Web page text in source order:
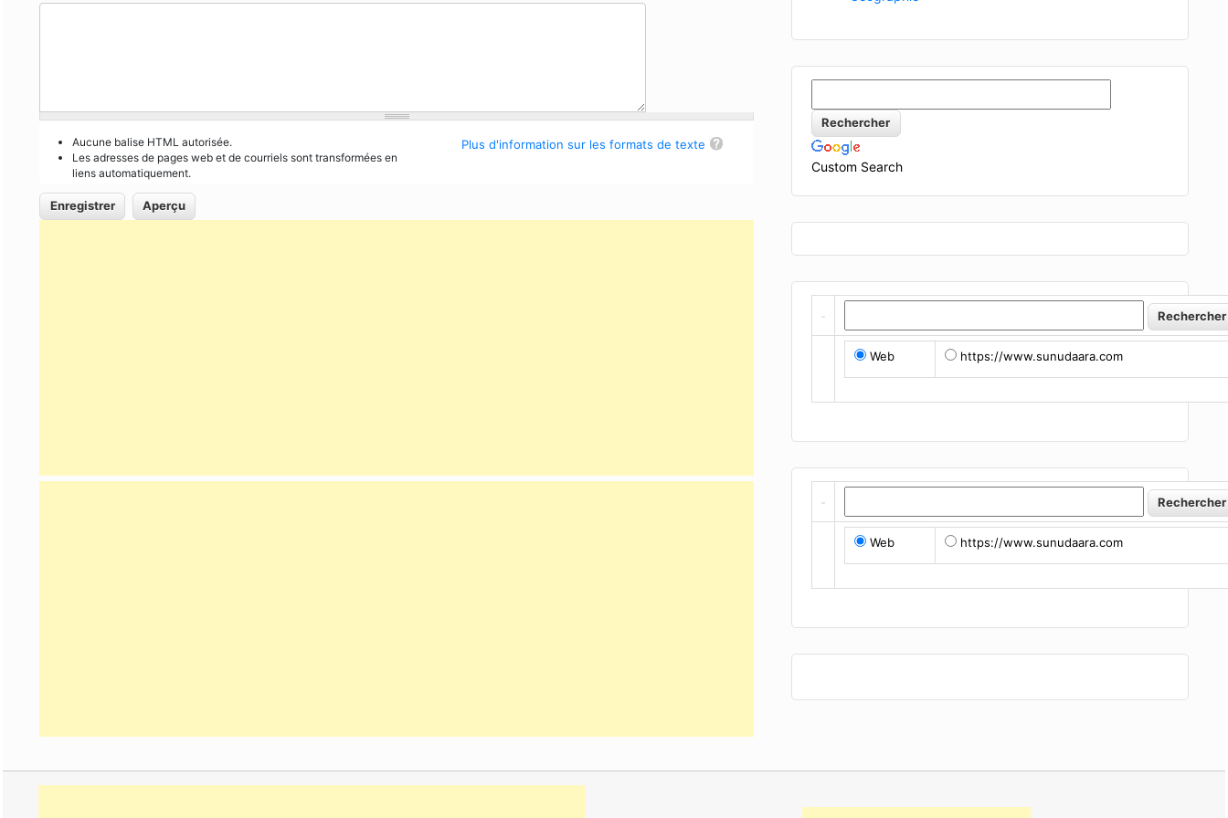
Plus d'information sur les formats de texte
Aucune balise HTML autorisée.
Les adresses de pages web et de courriels sont transformées en
liens automatiquement.
Custom Search
Web https://www.sunudaara.com
Web https://www.sunudaara.com